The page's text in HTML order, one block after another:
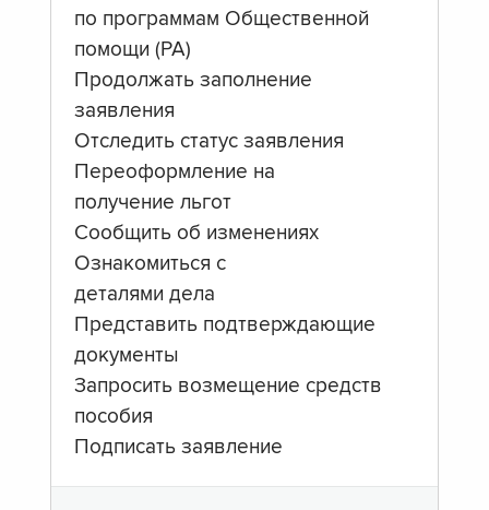
по программам Общественной
помощи (PA)
Продолжать заполнение
заявления
Отследить статус заявления
Переоформление на
получение льгот
Сообщить об изменениях
Ознакомиться с
деталями дела
Представить подтверждающие
документы
Запросить возмещение средств
пособия
Подписать заявление